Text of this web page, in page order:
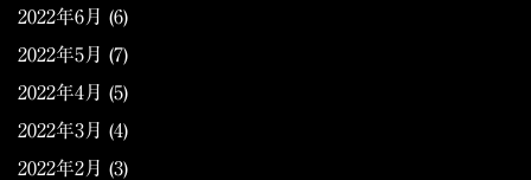
2022年6月 (6)
2022年5月 (7)
2022年4月 (5)
2022年3月 (4)
2022年2月 (3)